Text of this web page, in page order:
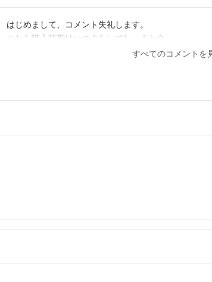
はじめまして、コメント失礼します。
こちら購入時期はいつぐらいでしょうか？
また未使用に近いの状態のようですが、使用はされて
すべてのコメントを